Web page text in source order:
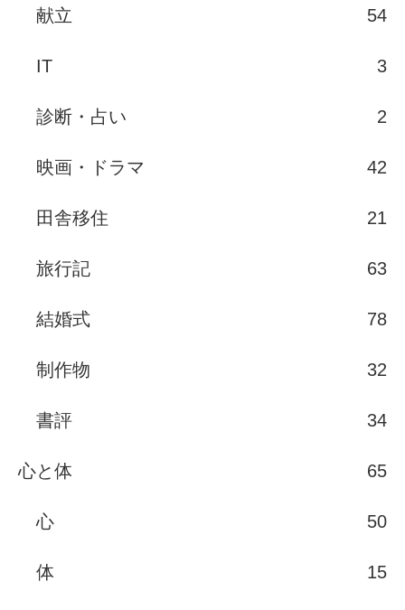
献立 54
IT 3
診断・占い 2
映画・ドラマ 42
田舎移住 21
旅行記 63
結婚式 78
制作物 32
書評 34
心と体 65
心 50
体 15